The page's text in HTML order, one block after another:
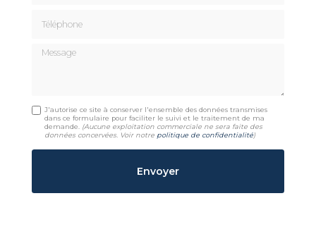
Message
J'autorise ce site à conserver l'ensemble des données transmises
dans ce formulaire pour faciliter le suivi et le traitement de ma
demande. (Aucune exploitation commerciale ne sera faite des
données concervées. Voir notre politique de confidentialité)